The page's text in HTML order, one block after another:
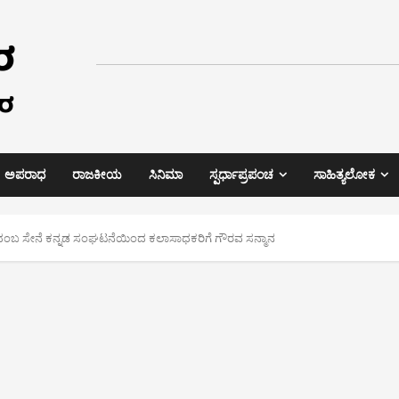
ಅಪರಾಧ ರಾಜಕೀಯ ಸಿನಿಮಾ ಸ್ಪರ್ಧಾಪ್ರಪಂಚ ಸಾಹಿತ್ಯಲೋಕ
ಸೇನೆ ಕನ್ನಡ ಸಂಘಟನೆಯಿಂದ ಕಲಾಸಾಧಕರಿಗೆ ಗೌರವ ಸನ್ಮಾನ